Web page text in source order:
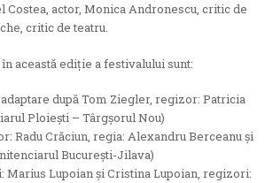
Costea, actor, Monica Andronescu, critic de
critic de teatru.
această ediție a festivalului sunt:
adaptare după Tom Ziegler, regizor: Patricia
Ploiești – Târgșorul Nou)
Radu Crăciun, regia: Alexandru Berceanu și
București-Jilava)
Marius Lupoian și Cristina Lupoian, regizori: